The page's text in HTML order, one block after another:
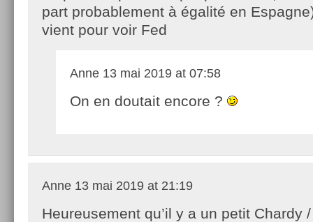
part probablement à égalité en
vient pour voir Fed
Anne 13 mai 2019 at 07:58
On en doutait encore ?
Anne 13 mai 2019 at 21:19
Heureusement qu’il y a un petit Chardy